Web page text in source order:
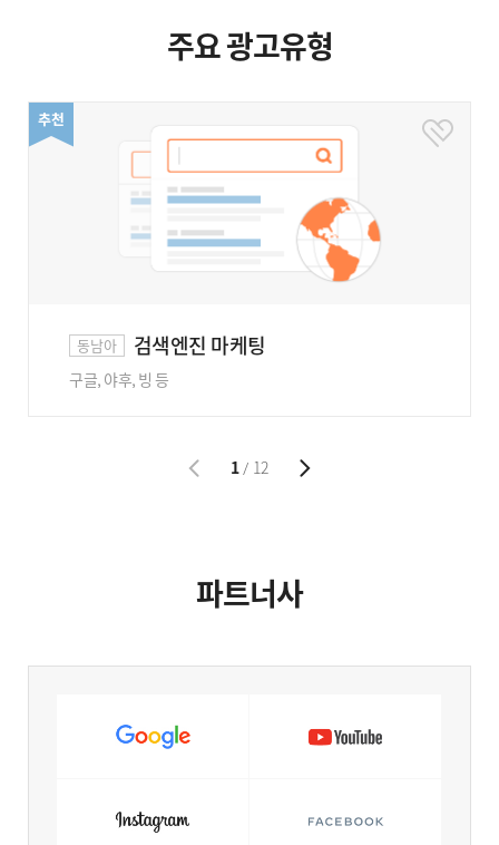
주요 광고유형
동남아 검색엔진 마케팅
구글, 야후, 빙 등
1 / 12
파트너사